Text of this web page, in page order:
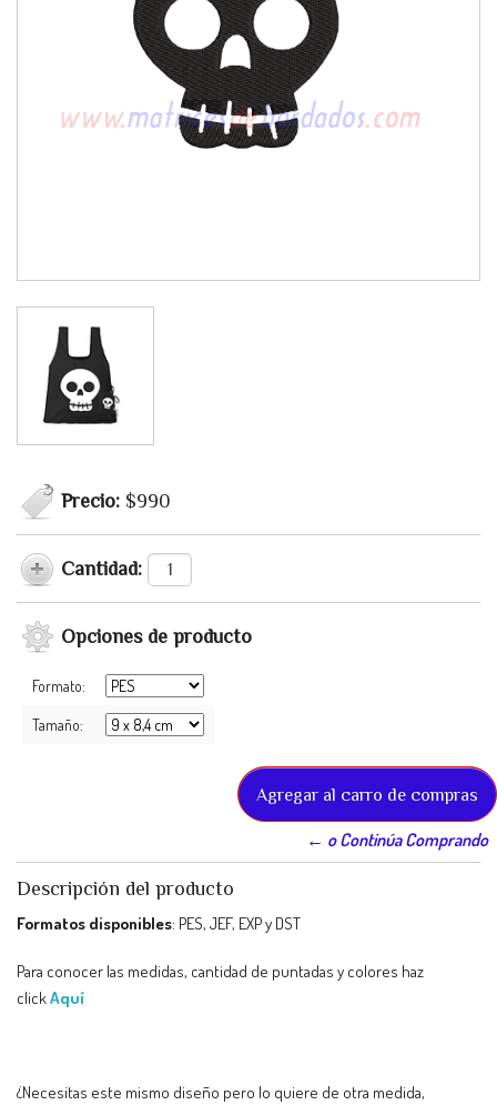
Precio: $990
Cantidad:
Opciones de producto
Formato:
Tamaño:
← o Continúa Comprando
Descripción del producto
Formatos disponibles: PES, JEF, EXP y DST
Para conocer las medidas, cantidad de puntadas y colores haz
clickAquí
¿Necesitas este mismo diseño pero lo quiere de otra medida,